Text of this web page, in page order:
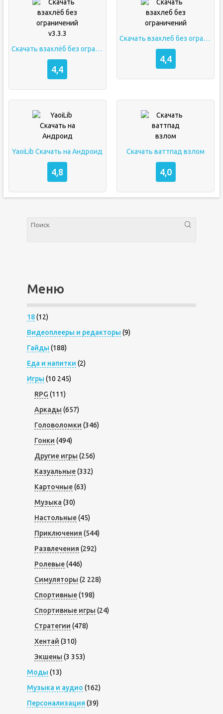
Скачать взахлёб без ограничений v3.3.3
4,4
Скачать взахлеб без ограничений
4,4
YaoiLib Скачать на Андроид
4,8
Скачать ваттпад взлом
4,0
Меню
18(12)
Видеоплееры и редакторы (9)
Гайды (188)
Еда и напитки (2)
Игры (10 245)
RPG (111)
Аркады (657)
Головоломки (346)
Гонки (494)
Другие игры (256)
Казуальные(332)
Карточные(63)
Музыка (30)
Настольные(45)
Приключения (544)
Развлечения (292)
Ролевые(446)
Симуляторы (2 228)
Спортивные(198)
Спортивные игры (24)
Стратегии (478)
Хентай (310)
Экшены (3 353)
Моды (13)
Музыка и аудио (162)
Персонализация (39)